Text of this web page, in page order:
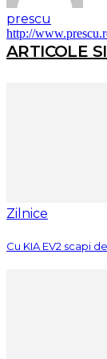
prescu
http://
ARTICOLE
Zilnice
Cu KIA EV2 scapi